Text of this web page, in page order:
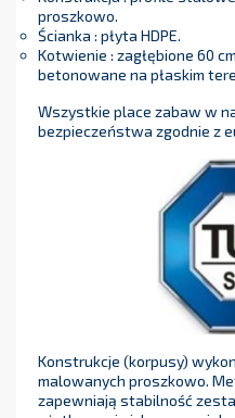
proszkowo.
Ścianka : płyta HDPE.
Kotwienie : zagłębione 60
betonowane na płaskim
Wszystkie place zabaw w
bezpieczeństwa zgodnie z
Konstrukcje (korpusy)
malowanych proszkowo.
zapewniają stabilność